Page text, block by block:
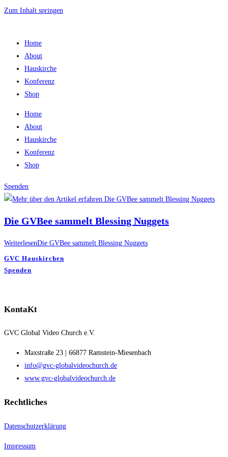
Zum Inhalt springen
Home
About
Hauskirche
Konferenz
Shop
Home
About
Hauskirche
Konferenz
Shop
Spenden
Die GVBee sammelt Blessing Nuggets
WeiterlesenDie GVBee sammelt Blessing Nuggets
GVC Hauskirchen
Spenden
KontaKt
GVC Global Video Church e.V.
Maxstraße 23 | 66877 Ramstein-Miesenbach
info@gvc-globalvideochurch.de
www.gvc-globalvideochurch.de
Rechtliches
Datenschutzerklärung
Impressum